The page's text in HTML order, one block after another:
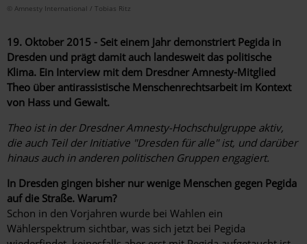
© Amnesty International / Tobias Ritz
19. Oktober 2015 - Seit einem Jahr demonstriert Pegida in
Dresden und prägt damit auch landesweit das politische
Klima. Ein Interview mit dem Dresdner Amnesty-Mitglied
Theo über antirassistische Menschenrechtsarbeit im Kontext
von Hass und Gewalt.
Theo ist in der Dresdner Amnesty-Hochschulgruppe aktiv,
die auch Teil der Initiative "Dresden für alle" ist, und darüber
hinaus auch in anderen politischen Gruppen engagiert.
In Dresden gingen bisher nur wenige Menschen gegen Pegida
auf die Straße. Warum?
Schon in den Vorjahren wurde bei Wahlen ein
Wählerspektrum sichtbar, was sich jetzt bei Pegida